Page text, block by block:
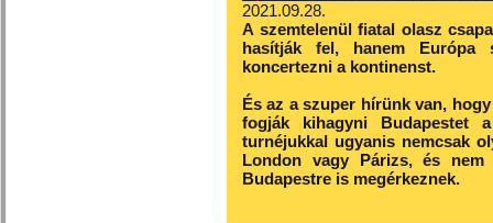
2021.09.28.
A szemtelenül fiatal olasz
hasítják fel, hanem Európa
koncertezni a kontinenst.
És az a szuper hírünk van,
fogják kihagyni
turnéjukkal ugyanis nemcsak
London vagy Párizs, és
Budapestre is megérkeznek.